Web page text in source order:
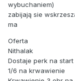
wybuchaniem)
zabijają sie
ma
Oferta
Nithalak
Dostaje perk na
1/6 na krwawienie